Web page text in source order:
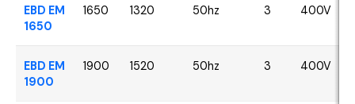
EBD EM
1650
1650 1320 50hz 3 400V
EBD EM
1900
1900 1520 50hz 3 400V